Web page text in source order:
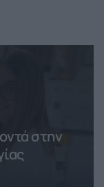
στην